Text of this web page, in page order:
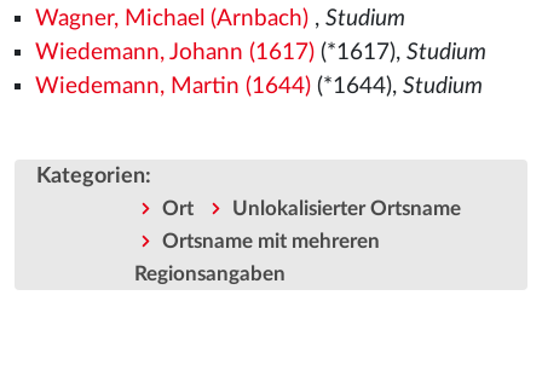
Wagner, Michael (Arnbach), Studium
Wiedemann, Johann (1617)(*1617), Studium
Wiedemann, Martin (1644)(*1644), Studium
Kategorien:
Ort
Unlokalisierter Ortsname
Ortsname mit mehreren
Regionsangaben